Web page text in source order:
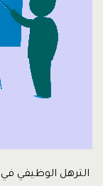
الترهل الوظيفي